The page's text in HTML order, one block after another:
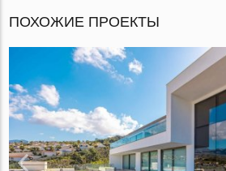
ПОХОЖИЕ ПРОЕКТЫ